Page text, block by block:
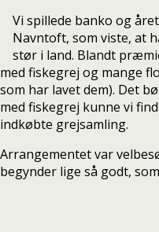
Vi spillede banko og
Navntoft, som viste, at
stør i land. Blandt
med fiskegrej og mange
som har lavet dem). Det
med fiskegrej kunne vi
indkøbte grejsamling.
Arrangementet var
begynder lige så godt,